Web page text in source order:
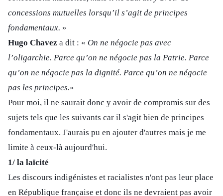
concessions mutuelles lorsqu’il s’agit de principes
fondamentaux. »
Hugo Chavez a dit : « On ne négocie pas avec
l’oligarchie. Parce qu’on ne négocie pas la Patrie. Parce
qu’on ne négocie pas la dignité. Parce qu’on ne négocie
pas les principes.»
Pour moi, il ne saurait donc y avoir de compromis sur des
sujets tels que les suivants car il s'agit bien de principes
fondamentaux. J'aurais pu en ajouter d'autres mais je me
limite à ceux-là aujourd'hui.
1/ la laïcité
Les discours indigénistes et racialistes n'ont pas leur place
en République française et donc ils ne devraient pas avoir